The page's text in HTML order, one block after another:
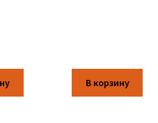
В корзину